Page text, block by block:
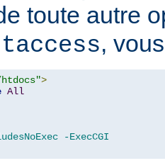
toute autre
,
htdocs">
All
-ExecCGI